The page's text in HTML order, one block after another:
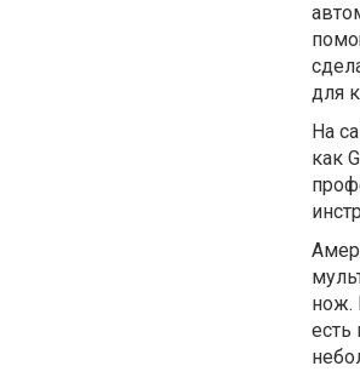
для
На
как
нож.
есть